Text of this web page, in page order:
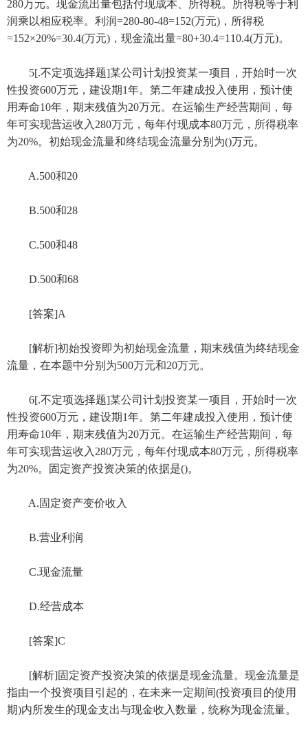
280万元。现金流出量包括付现成本、所得税。所得税等于利
润乘以相应税率。利润=280-80-48=152(万元)，所得税
=152×20%=30.4(万元)，现金流出量=80+30.4=110.4(万元)。
5[.不定项选择题]某公司计划投资某一项目，开始时一次
性投资600万元，建设期1年。第二年建成投入使用，预计使
用寿命10年，期末残值为20万元。在运输生产经营期间，每
年可实现营运收入280万元，每年付现成本80万元，所得税率
为20%。初始现金流量和终结现金流量分别为()万元。
A.500和20
B.500和28
C.500和48
D.500和68
[答案]A
[解析]初始投资即为初始现金流量，期末残值为终结现金
流量，在本题中分别为500万元和20万元。
6[.不定项选择题]某公司计划投资某一项目，开始时一次
性投资600万元，建设期1年。第二年建成投入使用，预计使
用寿命10年，期末残值为20万元。在运输生产经营期间，每
年可实现营运收入280万元，每年付现成本80万元，所得税率
为20%。固定资产投资决策的依据是()。
A.固定资产变价收入
B.营业利润
C.现金流量
D.经营成本
[答案]C
[解析]固定资产投资决策的依据是现金流量。现金流量是
指由一个投资项目引起的，在未来一定期间(投资项目的使用
期)内所发生的现金支出与现金收入数量，统称为现金流量。